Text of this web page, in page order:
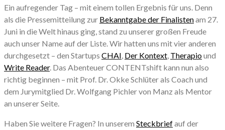
Ein aufregender Tag – mit einem tollen Ergebnis für uns. Denn
als die Pressemitteilung zur Bekanntgabe der Finalistenam 27.
Juni in die Welt hinaus ging, stand zu unserer großen Freude
auch unser Name auf der Liste. Wir hatten uns mit vier anderen
durchgesetzt – den Startups CHAI, Der Kontext, Therapiound
Write Reader. Das Abenteuer CONTENTshift kann nun also
richtig beginnen – mit Prof. Dr. Okke Schlüter als Coach und
dem Jurymitglied Dr. Wolfgang Pichler von Manz als Mentor
an unserer Seite.
Haben Sie weitere Fragen? In unserem Steckbriefauf der